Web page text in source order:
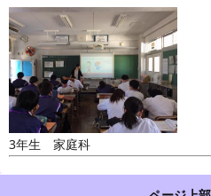
3年生 家庭科